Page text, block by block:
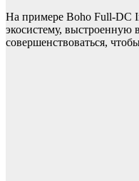
На примере Boho Full-DC
экосистему, выстроенную
совершенствоваться,